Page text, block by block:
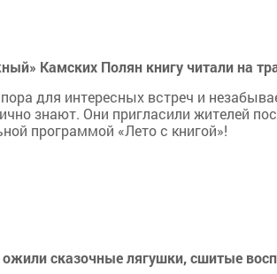
Камских Полян книгу читали на
для интересных встреч и
знают. Они пригласили жителей
программой «Лето с книгой»!
сказочные лягушки, сшитые